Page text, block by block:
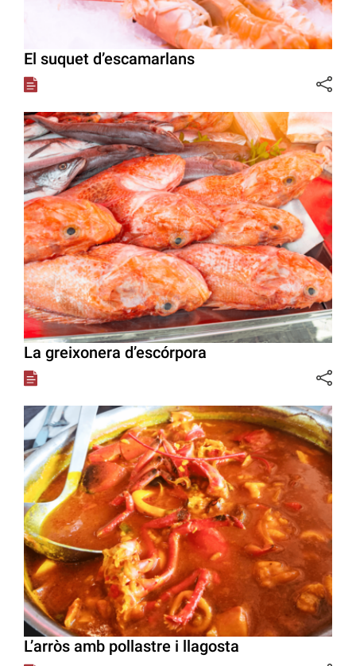
El suquet d’escamarlans
La greixonera d’escórpora
L’arròs amb pollastre i llagosta